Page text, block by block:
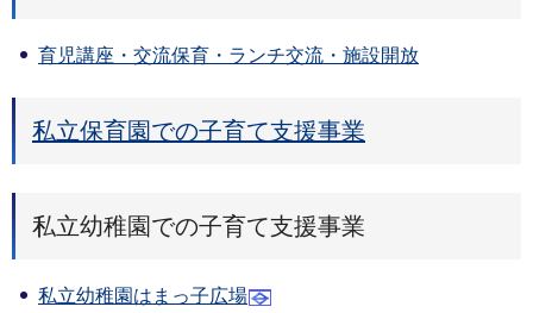
育児講座・交流保育・ランチ交流・施設開放
私立保育園での子育て支援事業
私立幼稚園での子育て支援事業
私立幼稚園はまっ子広場